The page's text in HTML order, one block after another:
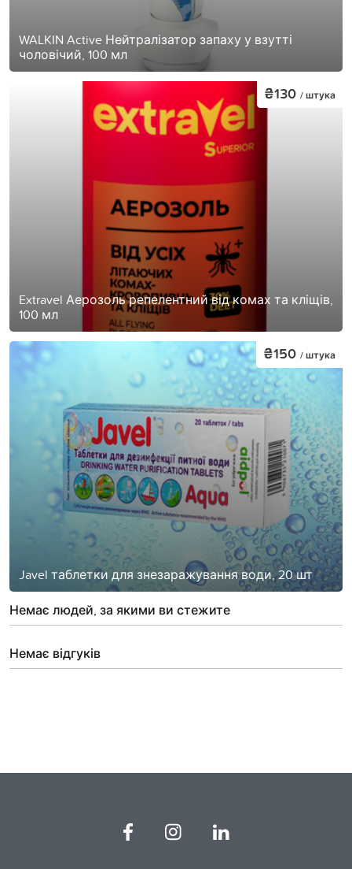
WALKIN Active Нейтралізатор запаху у взутті
чоловічий, 100 мл
Extravel Аерозоль репелентний від комах та кліщів,
100 мл
₴130 / штука
Javel таблетки для знезаражування води, 20 шт
₴150 / штука
Немає людей, за якими ви стежите
Немає відгуків